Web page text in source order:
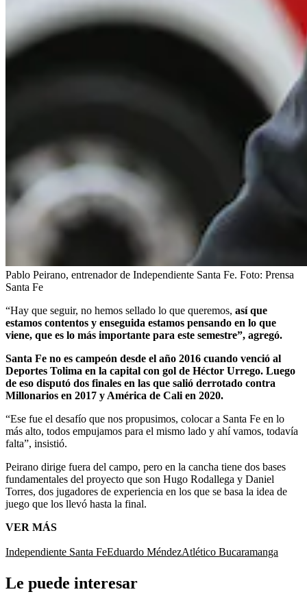
Pablo Peirano, entrenador de Independiente Santa Fe. Foto: Prensa
Santa Fe
“Hay que seguir, no hemos sellado lo que queremos, así que
estamos contentos y enseguida estamos pensando en lo que
viene, que es lo más importante para este semestre”, agregó.
Santa Fe no es campeón desde el año 2016 cuando venció al
Deportes Tolima en la capital con gol de Héctor Urrego. Luego
de eso disputó dos finales en las que salió derrotado contra
Millonarios en 2017 y América de Cali en 2020.
“Ese fue el desafío que nos propusimos, colocar a Santa Fe en lo
más alto, todos empujamos para el mismo lado y ahí vamos, todavía
falta”, insistió.
Peirano dirige fuera del campo, pero en la cancha tiene dos bases
fundamentales del proyecto que son Hugo Rodallega y Daniel
Torres, dos jugadores de experiencia en los que se basa la idea de
juego que los llevó hasta la final.
VER MÁS
Independiente Santa FeEduardo MéndezAtlético Bucaramanga
Le puede interesar